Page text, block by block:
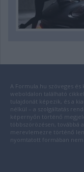
A Formula.hu szöveges
weboldalon található
tulajdonát képezik, és a
nélkül – a szolgáltatás
képernyőn történő
többszörözésen, továbbá
merevlemezre történő
nyomtatott formában nem